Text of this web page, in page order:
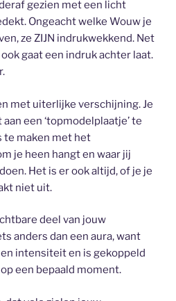
gezien met een licht
Ongeacht welke Wouw je
ze ZIJN indrukwekkend. Net
gaat een indruk achter laat.
met uiterlijke verschijning. Je
een ‘topmodelplaatje’ te
te maken met het
je heen hangt en waar jij
Het is er ook altijd, of je je
niet uit.
deel van jouw
anders dan een aura, want
intensiteit en is gekoppeld
een bepaald moment.